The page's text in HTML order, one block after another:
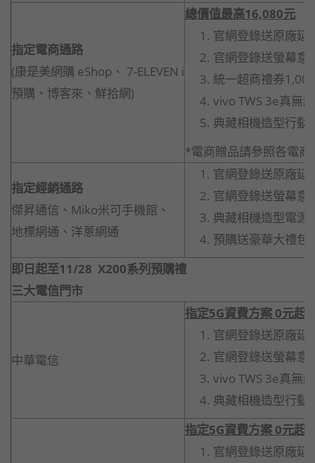
指定電商通路
(康是美網購 eShop、 7-ELEVEN i
預購、博客來、鮮拾網)
總價值最高16,080元
官網登錄送原廠延
官網登錄送螢幕意
統一超商禮券
vivo TWS 3e真無
典藏相機造型行動
*電商贈品請參照各電
指定經銷通路
傑昇通信、Miko米可手機館、
地標網通、洋蔥網通
官網登錄送原廠延
官網登錄送螢幕意
典藏相機造型電源
預購送豪華大禮包
即日起至11/28 X200系列預購禮
三大電信門市
中華電信
指定5G資費方案 0元起
官網登錄送原廠延
官網登錄送螢幕意
vivo TWS 3e真無
典藏相機造型行動
指定5G資費方案 0元起
官網登錄送原廠延